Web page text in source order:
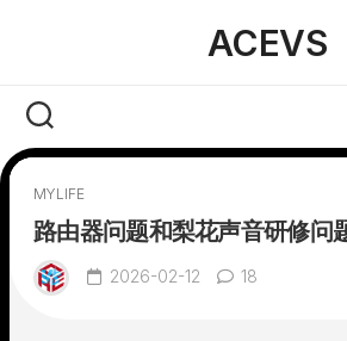
ACEVS
MYLIFE
路由器问题和梨花声音研修问
2026-02-12 18